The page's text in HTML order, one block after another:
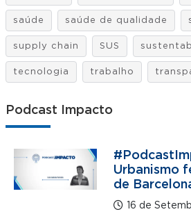
saúde saúde de qualidade
supply chain SUS
tecnologia trabalho
Podcast Impacto
Urbanismo
de
16 de